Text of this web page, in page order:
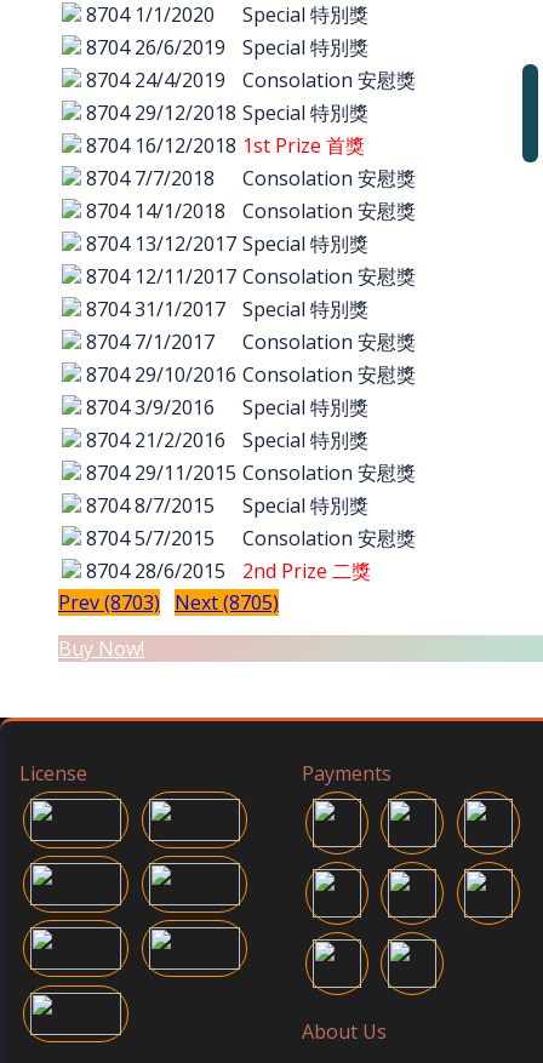
8704 1/1/2020
Special 特別獎
8704 26/6/2019
Special 特別獎
8704 24/4/2019
Consolation 安慰獎
8704 29/12/2018 Special 特別獎
8704 16/12/2018 1st Prize 首獎
8704 7/7/2018
Consolation 安慰獎
8704 14/1/2018
Consolation 安慰獎
8704 13/12/2017 Special 特別獎
8704 12/11/2017 Consolation 安慰獎
870431/1/2017
Special 特別獎
8704 7/1/2017
Consolation 安慰獎
8704 29/10/2016 Consolation 安慰獎
87043/9/2016
Special 特別獎
8704 21/2/2016
Special 特別獎
8704 29/11/2015 Consolation 安慰獎
87048/7/2015
Special 特別獎
87045/7/2015
Consolation 安慰獎
8704 28/6/2015
2nd Prize 二獎
Prev (8703)
Next (8705)
Buy Now!
License Payments
About Us